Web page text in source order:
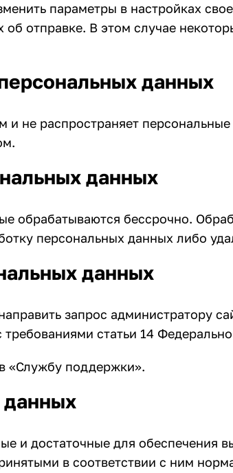
параметры в настройках
отправке. В этом случае
данных
не распространяет
данных
обрабатываются бессрочно.
персональных данных либо
данных
запрос администратору
статьи 14
«Службу поддержки».
данных
и достаточные для обеспечения
в соответствии с ним